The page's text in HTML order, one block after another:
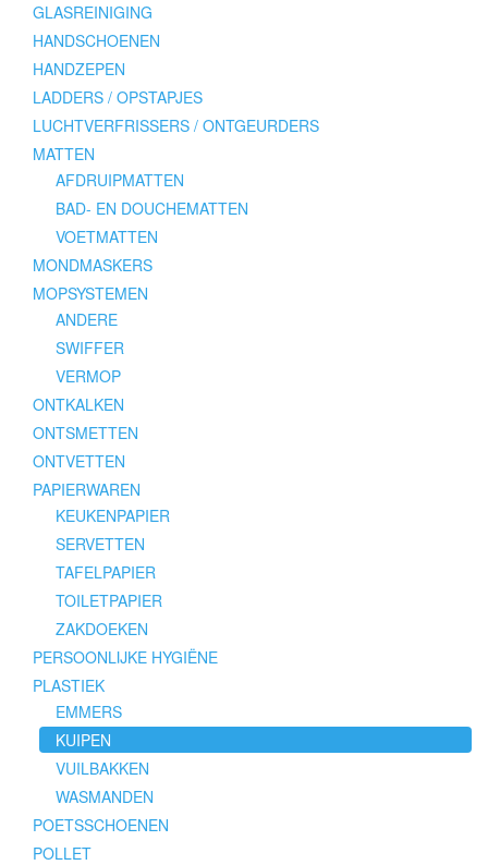
GLASREINIGING
HANDSCHOENEN
HANDZEPEN
LADDERS / OPSTAPJES
LUCHTVERFRISSERS / ONTGEURDERS
MATTEN
AFDRUIPMATTEN
BAD- EN DOUCHEMATTEN
VOETMATTEN
MONDMASKERS
MOPSYSTEMEN
ANDERE
SWIFFER
VERMOP
ONTKALKEN
ONTSMETTEN
ONTVETTEN
PAPIERWAREN
KEUKENPAPIER
SERVETTEN
TAFELPAPIER
TOILETPAPIER
ZAKDOEKEN
PERSOONLIJKE HYGIËNE
PLASTIEK
EMMERS
KUIPEN
VUILBAKKEN
WASMANDEN
POETSSCHOENEN
POLLET